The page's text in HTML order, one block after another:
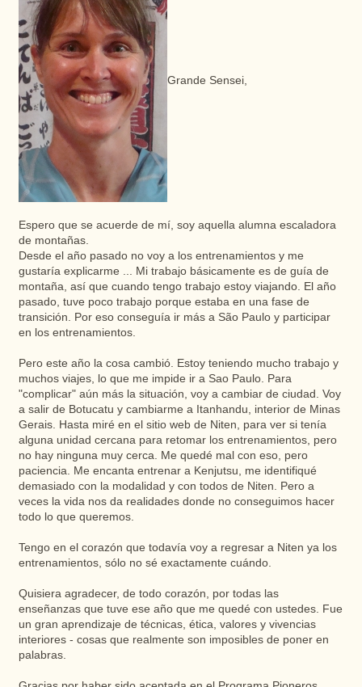
Grande Sensei,
Espero que se acuerde de mí, soy aquella alumna escaladora
de montañas.
Desde el año pasado no voy a los entrenamientos y me
gustaría explicarme ... Mi trabajo básicamente es de guía de
montaña, así que cuando tengo trabajo estoy viajando. El año
pasado, tuve poco trabajo porque estaba en una fase de
transición. Por eso conseguía ir más a São Paulo y participar
en los entrenamientos.
Pero este año la cosa cambió. Estoy teniendo mucho trabajo y
muchos viajes, lo que me impide ir a Sao Paulo. Para
"complicar" aún más la situación, voy a cambiar de ciudad. Voy
a salir de Botucatu y cambiarme a Itanhandu, interior de Minas
Gerais. Hasta miré en el sitio web de Niten, para ver si tenía
alguna unidad cercana para retomar los entrenamientos, pero
no hay ninguna muy cerca. Me quedé mal con eso, pero
paciencia. Me encanta entrenar a Kenjutsu, me identifiqué
demasiado con la modalidad y con todos de Niten. Pero a
veces la vida nos da realidades donde no conseguimos hacer
todo lo que queremos.
Tengo en el corazón que todavía voy a regresar a Niten ya los
entrenamientos, sólo no sé exactamente cuándo.
Quisiera agradecer, de todo corazón, por todas las
enseñanzas que tuve ese año que me quedé con ustedes. Fue
un gran aprendizaje de técnicas, ética, valores y vivencias
interiores - cosas que realmente son imposibles de poner en
palabras.